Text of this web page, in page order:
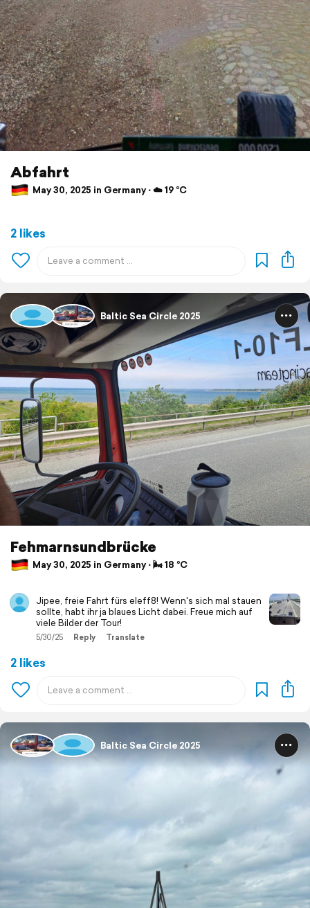
Abfahrt
May 30, 2025 in Germany ⋅ ☁️ 19 °C
2 likes
Baltic Sea Circle 2025
Fehmarnsundbrücke
May 30, 2025 in Germany ⋅ 🌬 18 °C
Jipee, freie Fahrt fürs eleff8! Wenn's sich mal stauen
sollte, habt ihr ja blaues Licht dabei. Freue mich auf
viele Bilder der Tour!
5/30/25 Reply Translate
2 likes
Baltic Sea Circle 2025